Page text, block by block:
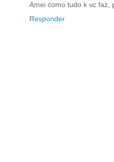
Amei como tudo k vc faz,
Responder